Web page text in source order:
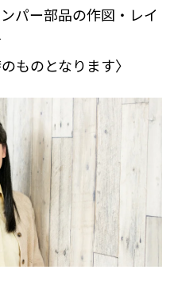
パー部品の作図・レイ
ものとなります〉